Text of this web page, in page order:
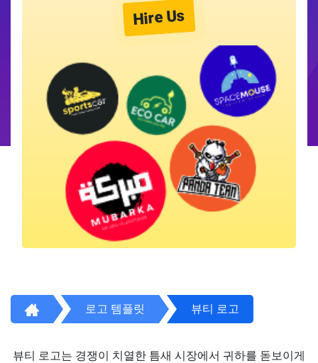
Hire Us
로고 템플릿 뷰티 로고
뷰티 로고는 경쟁이 치열한 틈새 시장에서 귀하를 돋보이게